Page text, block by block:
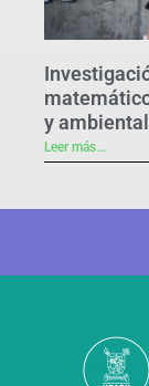
y
Leer más...